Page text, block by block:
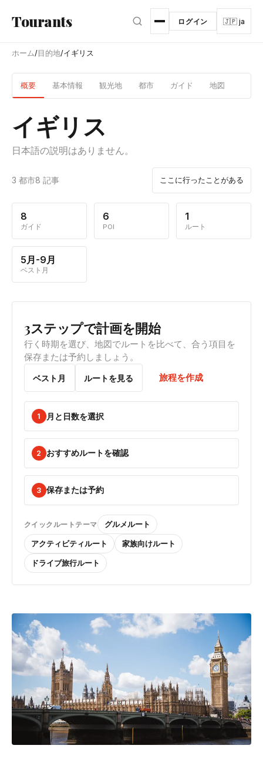
Tourants ログイン 🇯🇵 ja
ホーム/目的地/イギリス
概要 基本情報 観光地 都市 ガイド 地図
イギリス
日本語の説明はありません。
3 都市8 記事 ここに行ったことがある
8
ガイド
6
POI
1
ルート
5月-9月
ベスト月
3ステップで計画を開始
行く時期を選び、地図でルートを比べて、合う項目を
保存または予約しましょう。
ベスト月 ルートを見る 旅程を作成
1 月と日数を選択
2 おすすめルートを確認
3 保存または予約
クイックルートテーマ グルメルート
アクティビティルート 家族向けルート
ドライブ旅行ルート